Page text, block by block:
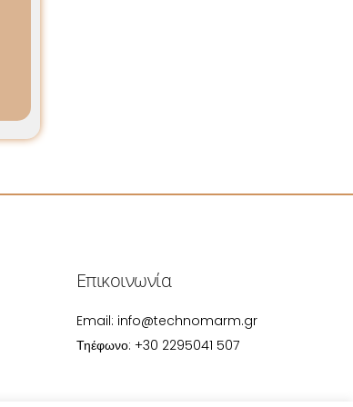
Επικοινωνία
Email: info@technomarm.gr
Τηέφωνο: +30 2295041 507